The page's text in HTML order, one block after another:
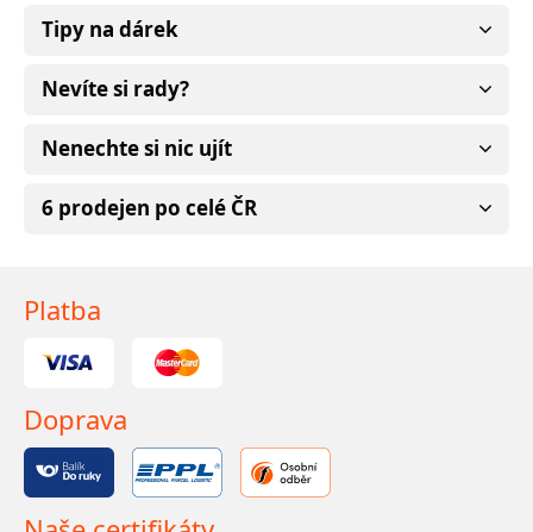
Tipy na dárek
Nevíte si rady?
Nenechte si nic ujít
6 prodejen po celé ČR
Platba
Doprava